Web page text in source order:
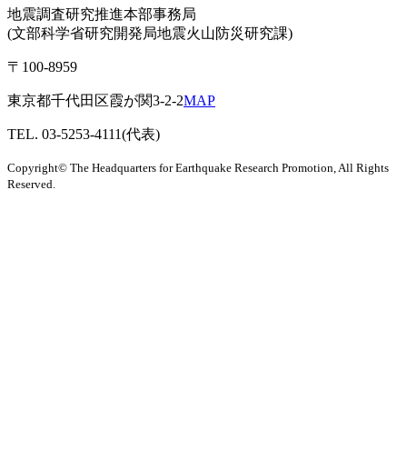
地震調査研究推進本部事務局
(文部科学省研究開発局地震火山防災研究課)
〒100-8959
東京都千代田区霞が関3-2-2MAP
TEL. 03-5253-4111(代表)
Copyright© The Headquarters for Earthquake Research Promotion, All Rights
Reserved.